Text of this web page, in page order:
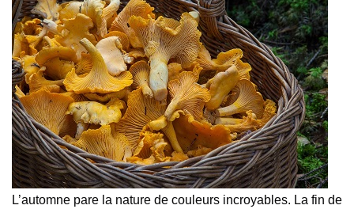
L’automne pare la nature de couleurs incroyables. La fin de